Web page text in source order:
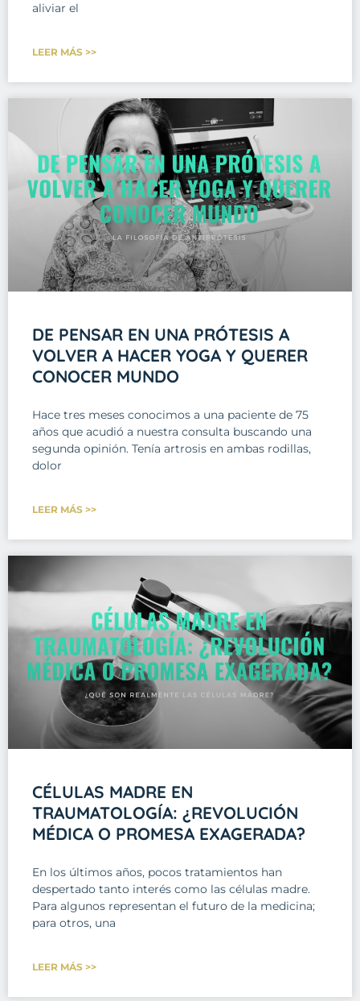
aliviar el
LEER MÁS >>
DE PENSAR EN UNA PRÓTESIS A
VOLVER A HACER YOGA Y QUERER
CONOCER MUNDO
Hace tres meses conocimos a una paciente de 75
años que acudió a nuestra consulta buscando una
segunda opinión. Tenía artrosis en ambas rodillas,
dolor
LEER MÁS >>
CÉLULAS MADRE EN
TRAUMATOLOGÍA: ¿REVOLUCIÓN
MÉDICA O PROMESA EXAGERADA?
En los últimos años, pocos tratamientos han
despertado tanto interés como las células madre.
Para algunos representan el futuro de la medicina;
para otros, una
LEER MÁS >>